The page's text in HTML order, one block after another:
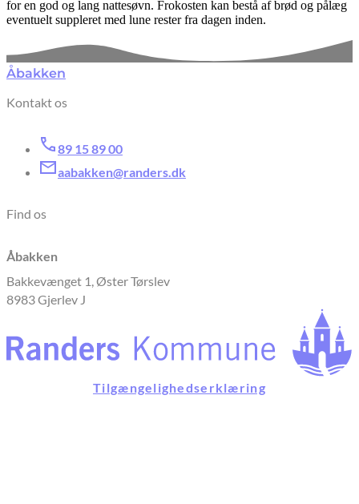
for en god og lang nattesøvn. Frokosten kan bestå af brød og pålæg
eventuelt suppleret med lune rester fra dagen inden.
Åbakken
Kontakt os
89 15 89 00
aabakken@randers.dk
Find os
Åbakken
Bakkevænget 1, Øster Tørslev
8983 Gjerlev J
Tilgængelighedserklæring